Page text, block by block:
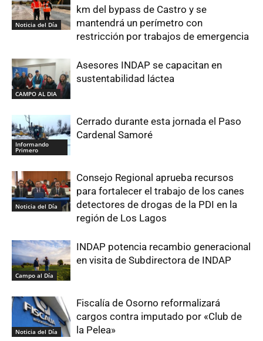
Noticia del Día
km del bypass de Castro y se
mantendrá un perímetro con
restricción por trabajos de emergencia
CAMPO AL DIA
Asesores INDAP se capacitan en
sustentabilidad láctea
Informando
Primero
Cerrado durante esta jornada el Paso
Cardenal Samoré
Noticia del Día
Consejo Regional aprueba recursos
para fortalecer el trabajo de los canes
detectores de drogas de la PDI en la
región de Los Lagos
Campo al Día
INDAP potencia recambio generacional
en visita de Subdirectora de INDAP
Noticia del Día
Fiscalía de Osorno reformalizará
cargos contra imputado por «Club de
la Pelea»